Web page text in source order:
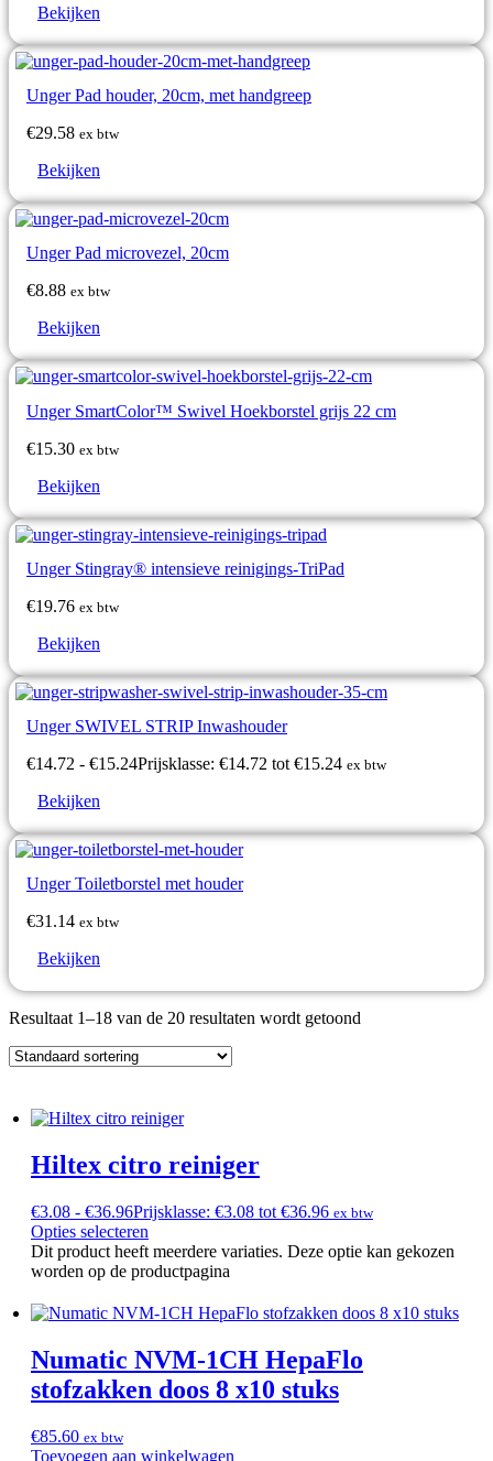
Bekijken
Unger Pad houder, 20cm, met handgreep
€29.58 ex btw
Bekijken
Unger Pad microvezel, 20cm
€8.88 ex btw
Bekijken
Unger SmartColor™ Swivel Hoekborstel grijs 22 cm
€15.30 ex btw
Bekijken
Unger Stingray® intensieve reinigings-TriPad
€19.76 ex btw
Bekijken
Unger SWIVEL STRIP Inwashouder
€14.72 - €15.24Prijsklasse: €14.72 tot €15.24 ex btw
Bekijken
Unger Toiletborstel met houder
€31.14 ex btw
Bekijken
Resultaat 1–18 van de 20 resultaten wordt getoond
Hiltex citro reiniger
€3.08 - €36.96Prijsklasse: €3.08 tot €36.96 ex btw
Opties selecteren
Dit product heeft meerdere variaties. Deze optie kan gekozen
worden op de productpagina
Numatic NVM-1CH HepaFlo
stofzakken doos 8 x10 stuks
€85.60 ex btw
Toevoegen aan winkelwagen